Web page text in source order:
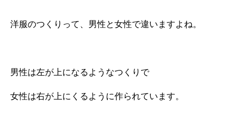
洋服のつくりって、男性と女性で違いますよね。
男性は左が上になるようなつくりで
女性は右が上にくるように作られています。